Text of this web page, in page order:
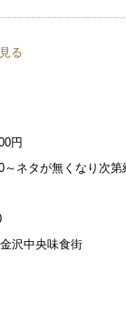
る
円
ネタが無くなり次第
沢中央味食街